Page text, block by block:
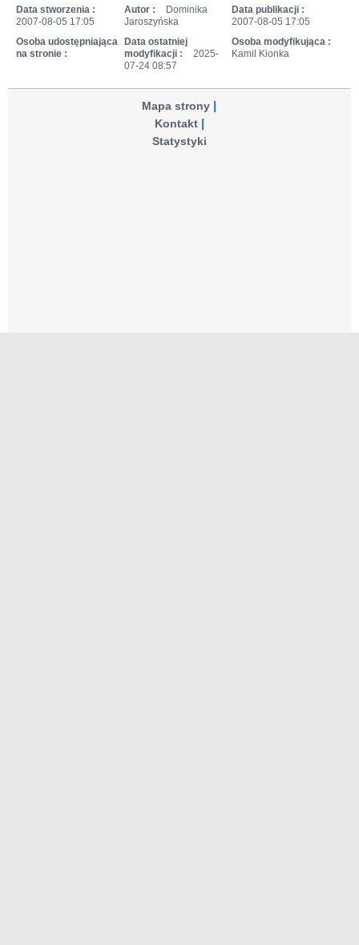
Data stworzenia :
2007-08-05 17:05
Autor :
Dominika
Jaroszyńska
Data publikacji :
2007-08-05 17:05
Osoba udostępniająca
na stronie :
Data ostatniej
modyfikacji :
2025-
07-24 08:57
Osoba modyfikująca :
Kamil Kionka
Mapa strony
Kontakt
Statystyki